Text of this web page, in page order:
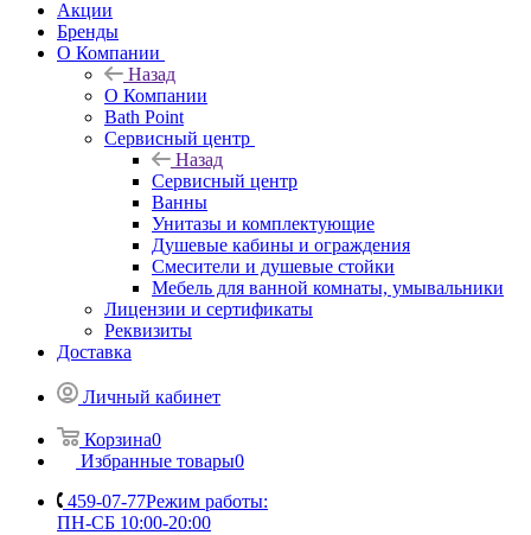
Акции
Бренды
О Компании
Назад
О Компании
Bath Point
Сервисный центр
Назад
Сервисный центр
Ванны
Унитазы и комплектующие
Душевые кабины и ограждения
Смесители и душевые стойки
Мебель для ванной комнаты, умывальники
Лицензии и сертификаты
Реквизиты
Доставка
Личный кабинет
Корзина0
Избранные товары0
459-07-77Режим работы:
ПН-СБ 10:00-20:00